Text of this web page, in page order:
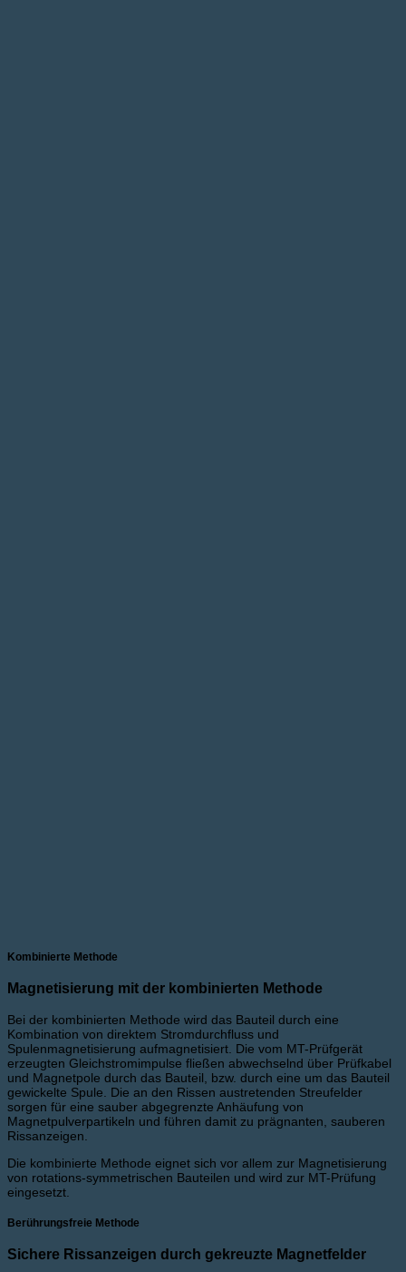
Kombinierte Methode
Magnetisierung mit der kombinierten Methode
Bei der kombinierten Methode wird das Bauteil durch eine
Kombination von direktem Stromdurchfluss und
Spulenmagnetisierung aufmagnetisiert. Die vom MT-Prüfgerät
erzeugten Gleichstromimpulse fließen abwechselnd über Prüfkabel
und Magnetpole durch das Bauteil, bzw. durch eine um das Bauteil
gewickelte Spule. Die an den Rissen austretenden Streufelder
sorgen für eine sauber abgegrenzte Anhäufung von
Magnetpulverpartikeln und führen damit zu prägnanten, sauberen
Rissanzeigen.
Die kombinierte Methode eignet sich vor allem zur Magnetisierung
von rotations-symmetrischen Bauteilen und wird zur MT-Prüfung
eingesetzt.
Berührungsfreie Methode
Sichere Rissanzeigen durch gekreuzte Magnetfelder